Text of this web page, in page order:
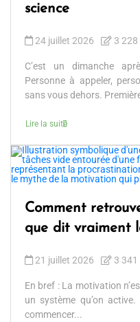
science
24 juillet 2026 3
C’est un dimanche
Personne à appeler,
sans vous dehors.
Lire la suite
Comment
que dit vraiment
21 juillet 2026 3
En bref : La motivation
un système qu’on
commencer...